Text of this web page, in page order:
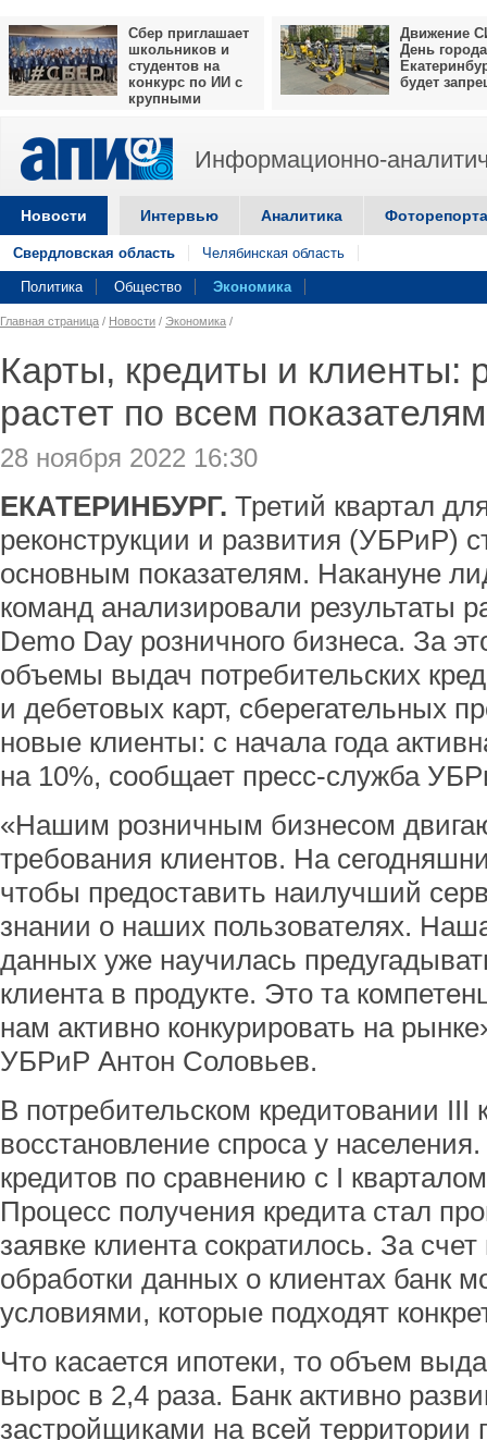
Сбер приглашает
школьников и
студентов на
конкурс по ИИ с
крупными
Движение
День города
будет
Информационно-
Новости Интервью Аналитика
Свердловская область Челябинская область
Политика Общество Экономика
Главная страница / Новости / Экономика /
Карты, кредиты и клиенты:
растет по всем показателям
28 ноября 2022 16:30
ЕКАТЕРИНБУРГ. Третий квартал
реконструкции и развития (УБРиР)
основным показателям. Накануне
команд анализировали результаты
Demo Day розничного бизнеса. За
объемы выдач потребительских
и дебетовых карт, сберегательных
новые клиенты: с начала года
на 10%, сообщает пресс-служба
«Нашим розничным бизнесом
требования клиентов. На
чтобы предоставить наилучший
знании о наших пользователях.
данных уже научилась
клиента в продукте. Это та
нам активно конкурировать на
УБРиР Антон Соловьев.
В потребительском кредитовании III
восстановление спроса у
кредитов по сравнению с I
Процесс получения кредита стал
заявке клиента сократилось. За
обработки данных о клиентах банк
условиями, которые подходят
Что касается ипотеки, то объем
вырос в 2,4 раза. Банк активно
застройщиками на всей территории